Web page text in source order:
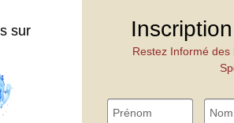
sur
Restez Informé